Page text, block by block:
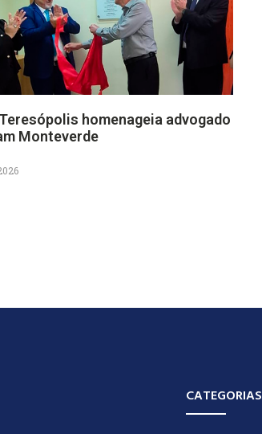
homenageia advogado
Monteverde
CATEGORIAS